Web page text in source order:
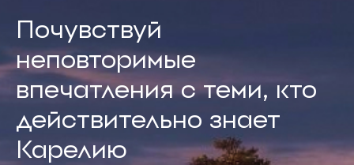
Почувствуй
неповторимые
впечатления с теми, кто
действительно знает
Карелию